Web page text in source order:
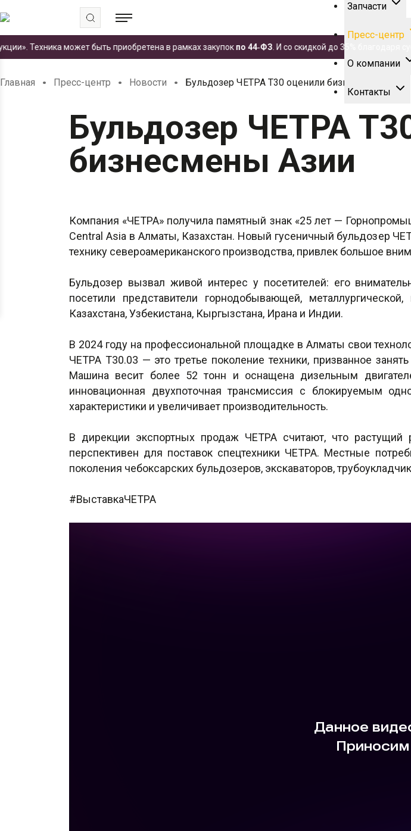
Запчасти
Пресс-центр
О компании
Контакты
может быть приобретена в рамках закупокпо 44‑ФЗ. И со скидкой до 35% благодаря
Главная . Пресс-центр . Новости . Бульдозер ЧЕТРА Т30 оценили бизнесмены Азии
Бульдозер ЧЕТРА
бизнесмены Азии
Компания «ЧЕТРА» получила памятный знак «25 лет —
Central Asia в Алматы, Казахстан. Новый гусеничный бульдозер
технику североамериканского производства, привлек большое
Бульдозер вызвал живой интерес у посетителей: его
посетили представители горнодобывающей,
Казахстана, Узбекистана, Кыргызстана, Ирана и Индии.
В 2024 году на профессиональной площадке в Алматы свои
ЧЕТРА Т30.03 — это третье поколение техники, призванное
Машина весит более 52 тонн и оснащена дизельным
инновационная двухпоточная трансмиссия с блокируемым
характеристики и увеличивает производительность.
В дирекции экспортных продаж ЧЕТРА считают, что
перспективен для поставок спецтехники ЧЕТРА. Местные
поколения чебоксарских бульдозеров, экскаваторов,
#ВыставкаЧЕТРА